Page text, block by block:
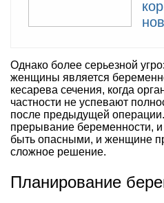
Однако более серьезной
женщины является
кесарева сечения, когда
частности не успевают
после предыдущей
прерывание беременности,
быть опасными, и женщине
сложное решение.
Планирование